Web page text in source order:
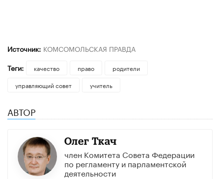
Источник: КОМСОМОЛЬСКАЯ ПРАВДА
Теги:
качество право
родители
управляющий совет
учитель
АВТОР
Олег Ткач
член Комитета Совета Федерации
по регламенту и парламентской
деятельности